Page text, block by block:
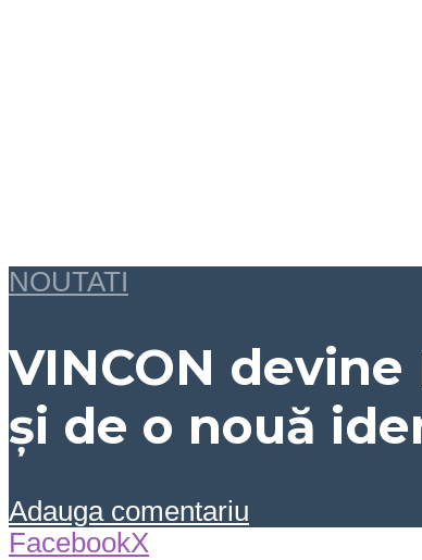
NOUTATI
VINCON devine
şi de o nouă
Adauga comentariu
FacebookX